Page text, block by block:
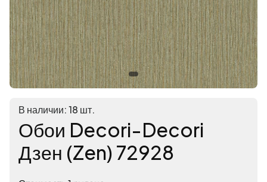
В наличии: 18 шт.
Обои Decori-Decori
Дзен (Zen) 72928